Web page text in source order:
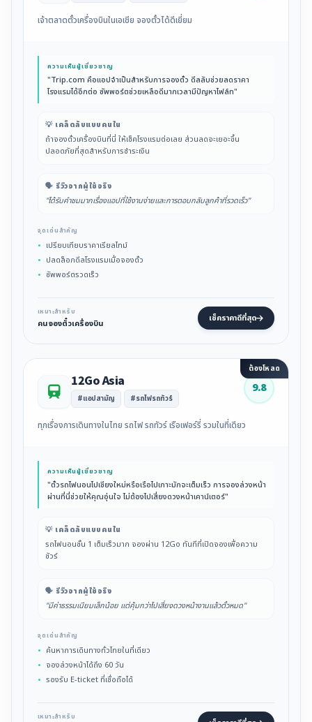
เจ้าตลาดตั๋วเครื่องบินในเอเชีย จองตั๋วได้ดีเยี่ยม
ความเห็นผู้เชี่ยวชาญ
"Trip.com คือแอปจำเป็นสำหรับการจองตั๋ว ดีลลับช่วยลดราคา
โรงแรมได้อีกต่อ ซัพพอร์ตช่วยเหลือดีมากเวลามีปัญหาไฟล์ท"
💡 เคล็ดลับแบบคนใน
ถ้าจองตั๋วเครื่องบินที่นี่ ให้เช็คโรงแรมต่อเลย ส่วนลดจะเยอะขึ้น
ปลอดภัยที่สุดสำหรับการชำระเงิน
🗣️ รีวิวจากผู้ใช้จริง
"ได้รับคำชมมากเรื่องแอปที่ใช้งานง่ายและการตอบกลับลูกค้าที่รวดเร็ว"
จุดเด่นสำคัญ
เปรียบเทียบราคาเรียลไทม์
ปลดล็อกดีลโรงแรมเมื่อจองตั๋ว
ซัพพอร์ตรวดเร็ว
เหมาะสำหรับ
คนจองตั๋วเครื่องบิน เช็คราคาดีที่สุด
ต้องโหลด
12Go Asia
#แอปสามัญ #รถไฟรถทัวร์
9.8
ทุกเรื่องการเดินทางในไทย รถไฟ รถทัวร์ เรือเฟอร์รี่ รวมในที่เดียว
ความเห็นผู้เชี่ยวชาญ
"ตั๋วรถไฟนอนไปเชียงใหม่หรือเรือไปเกาะมักจะเต็มเร็ว การจองล่วงหน้า
ผ่านที่นี่ช่วยให้คุณอุ่นใจ ไม่ต้องไปเสี่ยงดวงหน้าเคาน์เตอร์"
💡 เคล็ดลับแบบคนใน
รถไฟนอนชั้น 1 เต็มเร็วมาก จองผ่าน 12Go ทันทีที่เปิดจองเพื่อความ
ชัวร์
🗣️ รีวิวจากผู้ใช้จริง
"มีค่าธรรมเนียมเล็กน้อย แต่คุ้มกว่าไปเสี่ยงดวงหน้างานแล้วตั๋วหมด"
จุดเด่นสำคัญ
ค้นหาการเดินทางทั่วไทยในที่เดียว
จองล่วงหน้าได้ถึง 60 วัน
รองรับ E-ticket ที่เชื่อถือได้
เหมาะสำหรับ